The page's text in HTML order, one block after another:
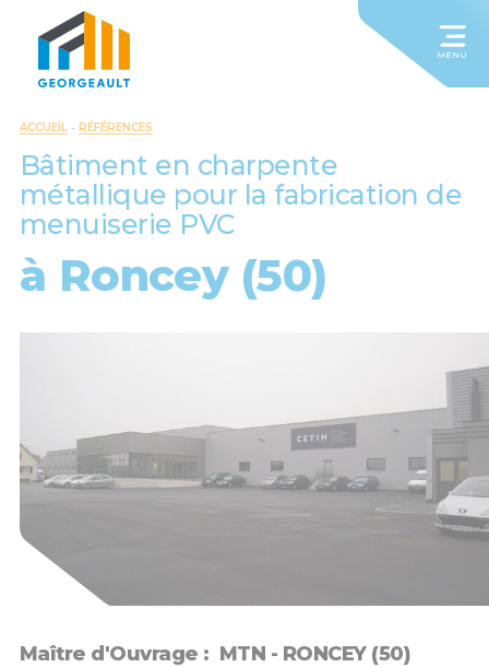
MENU
ACCUEIL- RÉFÉRENCES
Bâtiment en charpente
métallique pour la fabrication de
menuiserie PVC
à Roncey (50)
Maître d'Ouvrage : MTN - RONCEY (50)